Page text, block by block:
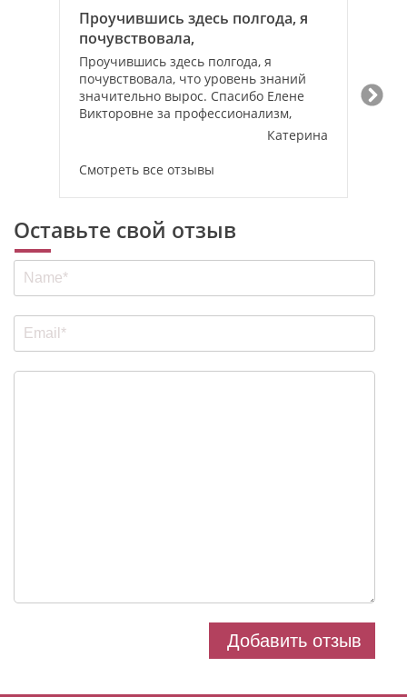
Проучившись здесь полгода, я
почувствовала,
Проучившись здесь полгода, я
почувствовала, что уровень знаний
значительно вырос. Спасибо Елене
Викторовне за профессионализм, «Проучившись
Катерина
Смотреть все отзывы
Мне
Оставьте свой отзыв